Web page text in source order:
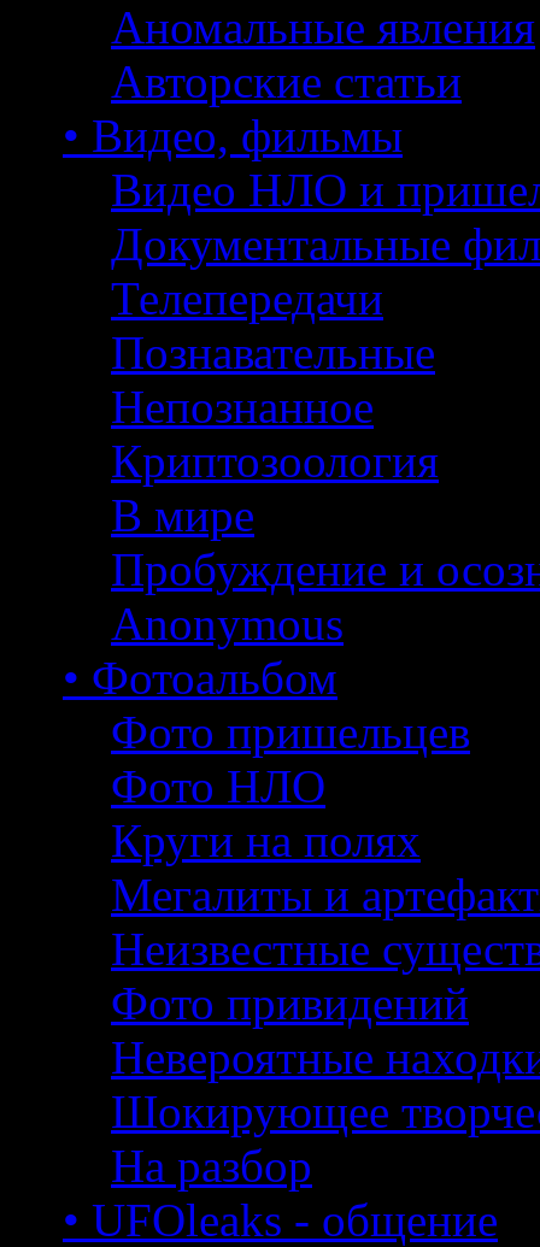
Аномальные явления
Авторские статьи
• Видео, фильмы
Видео НЛО и
Документальные
Телепередачи
Познавательные
Непознанное
Криптозоология
В мире
Пробуждение и
Anonymous
• Фотоальбом
Фото пришельцев
Фото НЛО
Круги на полях
Мегалиты и
Неизвестные
Фото привидений
Невероятные
Шокирующее
На разбор
• UFOleaks - общение